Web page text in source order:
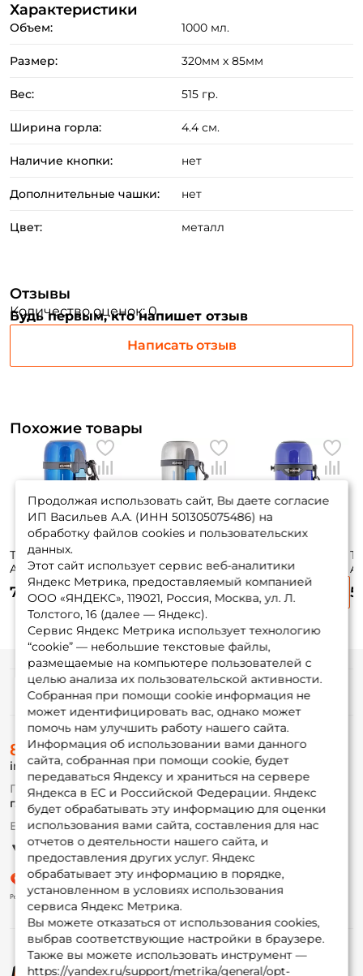
Характеристики
Объем: 1000 мл.
Размер: 320мм х 85мм
Вес: 515 гр.
Ширина горла: 4.4 см.
Наличие кнопки: нет
Дополнительные чашки: нет
Цвет: металл
Отзывы
Количество оценок: 0
Будь первым, кто напишет отзыв
Написать отзыв
Похожие товары
Термос Zojirushi
Art. SF-CC 15-AH
7 630 ₽
Art. SF-CC 20-XA
7 980 ₽
Art. SJ-TG 08 AA
6 165 ₽ 5
Продолжая использовать сайт, Вы даете согласие
ИП Васильев А.А. (ИНН 501305075486) на
обработку файлов cookies и пользовательских
данных.
Этот сайт использует сервис веб-аналитики
Яндекс Метрика, предоставляемый компанией
ООО «ЯНДЕКС», 119021, Россия, Москва, ул. Л.
Толстого, 16 (далее — Яндекс).
Сервис Яндекс Метрика использует технологию
“cookie” — небольшие текстовые файлы,
размещаемые на компьютере пользователей с
целью анализа их пользовательской активности.
Собранная при помощи cookie информация не
может идентифицировать вас, однако может
помочь нам улучшить работу нашего сайта.
Информация об использовании вами данного
сайта, собранная при помощи cookie, будет
передаваться Яндексу и храниться на сервере
Яндекса в ЕС и Российской Федерации. Яндекс
будет обрабатывать эту информацию для оценки
использования вами сайта, составления для нас
отчетов о деятельности нашего сайта, и
предоставления других услуг. Яндекс
обрабатывает эту информацию в порядке,
установленном в условиях использования
сервиса Яндекс Метрика.
Вы можете отказаться от использования cookies,
выбрав соответствующие настройки в браузере.
Также вы можете использовать инструмент —
https://yandex.ru/support/metrika/general/opt-
персональных данных
Создать аккаунт
Информация
О магазине
Доставка
Оплата
Fox-bonus
Гуру
Партнерская программа
8 (495) 532-77-88
info@foxfishing.ru
По вопросам с заказом
г. Москва, ул. Плеханова д.7
Ежедневно 10:00 до 20:00